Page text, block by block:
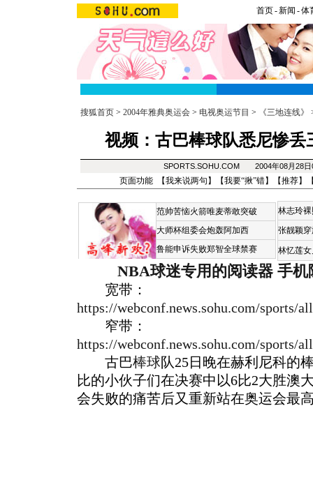
首页-新闻 -体
搜狐首页 > 2004年雅典奥运会 > 电视奥运节目 > 《三地连线》
视频：古巴棒球队悉尼惨丢
SPORTS.SOHU.COM 2004年08月28
页面功能 【我来说两句 】【我要“揪”错】【推荐】
范帅苦恼火箭唯麦蒂敢突破
大师杯组委会炮轰阿加西
鲁能申诉失败郑智全球禁赛
林志玲
张靓颖
林忆莲
NBA球迷专用的阅读器 手机
宽带：
https://webconf.news.sohu.com/sports/
窄带：
https://webconf.news.sohu.com/sports/
古巴棒球队25日晚在赫利尼科的
比的小伙子们在决赛中以6比2大胜澳
会失败的痛苦后又重新站在奥运会最